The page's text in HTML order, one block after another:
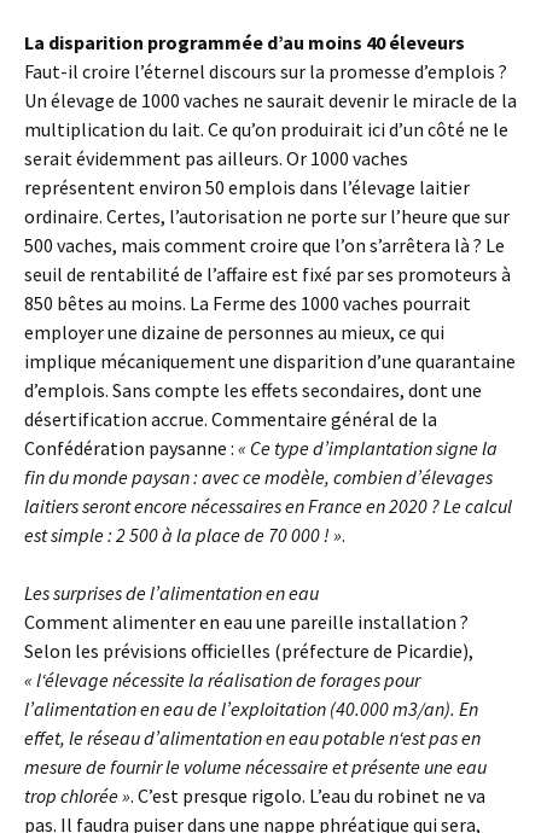
La disparition programmée d’au moins 40 éleveurs
Faut-il croire l’éternel discours sur la promesse d’emplois ?
Un élevage de 1000 vaches ne saurait devenir le miracle de la
multiplication du lait. Ce qu’on produirait ici d’un côté ne le
serait évidemment pas ailleurs. Or 1000 vaches
représentent environ 50 emplois dans l’élevage laitier
ordinaire. Certes, l’autorisation ne porte sur l’heure que sur
500 vaches, mais comment croire que l’on s’arrêtera là ? Le
seuil de rentabilité de l’affaire est fixé par ses promoteurs à
850 bêtes au moins. La Ferme des 1000 vaches pourrait
employer une dizaine de personnes au mieux, ce qui
implique mécaniquement une disparition d’une quarantaine
d’emplois. Sans compte les effets secondaires, dont une
désertification accrue. Commentaire général de la
Confédération paysanne : « Ce type d’implantation signe la
fin du monde paysan : avec ce modèle, combien d’élevages
laitiers seront encore nécessaires en France en 2020 ? Le calcul
est simple : 2 500 à la place de 70 000 ! ».
Les surprises de l’alimentation en eau
Comment alimenter en eau une pareille installation ?
Selon les prévisions officielles (préfecture de Picardie),
« l‘élevage nécessite la réalisation de forages pour
l’alimentation en eau de l’exploitation (40.000 m3/an). En
effet, le réseau d’alimentation en eau potable n‘est pas en
mesure de fournir le volume nécessaire et présente une eau
trop chlorée ». C’est presque rigolo. L’eau du robinet ne va
pas. Il faudra puiser dans une nappe phréatique qui sera,